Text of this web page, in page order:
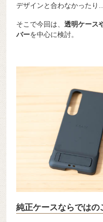
デザインと合わなかったり
そこで今回は、透明ケース
バーを中心に検討。
純正ケースならではの